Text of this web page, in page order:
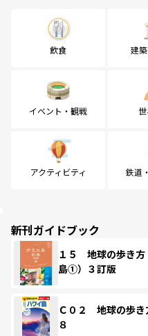
飲食 建
イベント・観戦
アクティビティ 鉄道
新刊ガイドブック
１５ 地球の歩き
島①）３訂版
Ｃ０２ 地球の歩
８